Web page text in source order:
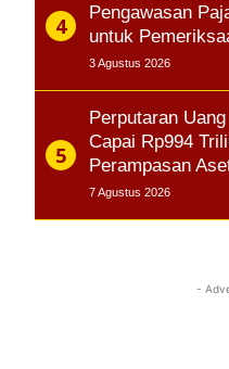
Pengawasan
untuk
3 Agustus 2026
Perputaran
Capai Rp994
Perampasan
7 Agustus 2026
-